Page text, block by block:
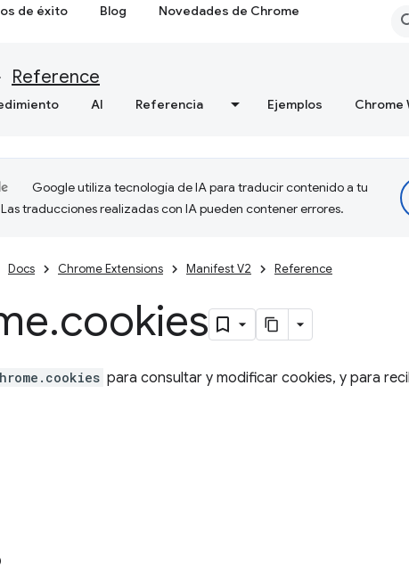
de éxito Blog Novedades de Chrome
Reference
AI Referencia Ejemplos Chrome
Google utiliza tecnología de IA para traducir contenido a tu
traducciones realizadas con IA pueden contener errores.
Docs Chrome Extensions Manifest V2 Reference
.cookies
para consultar y modificar cookies, y para